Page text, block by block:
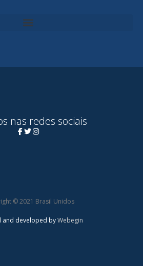
nas redes sociais
© 2021 Brasil Unidos
and developed byWebegin